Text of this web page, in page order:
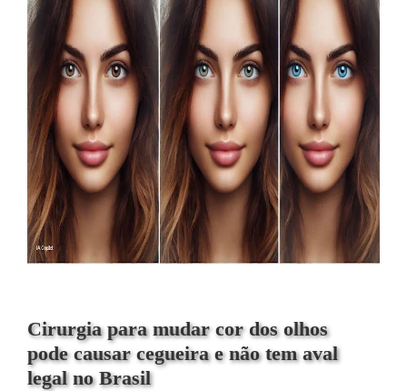
Cirurgia para mudar cor dos olhos
pode causar cegueira e não tem aval
legal no Brasil